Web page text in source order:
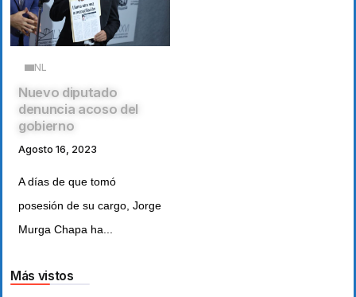
NL
Nuevo diputado
denuncia acoso del
gobierno
Agosto 16, 2023
A días de que tomó
posesión de su cargo, Jorge
Murga Chapa ha...
Más vistos